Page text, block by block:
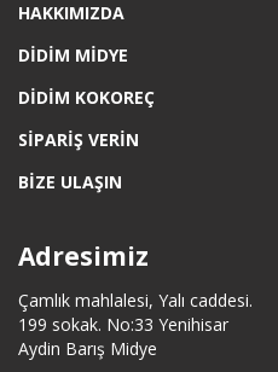
HAKKIMIZDA
DIDIM MIDYE
DIDIM KOKOREÇ
SIPARIŞ VERIN
BIZE ULAŞIN
Adresimiz
Çamlık mahlalesi, Yalı caddesi.
199 sokak. No:33 Yenihisar
Aydin Barış Midye